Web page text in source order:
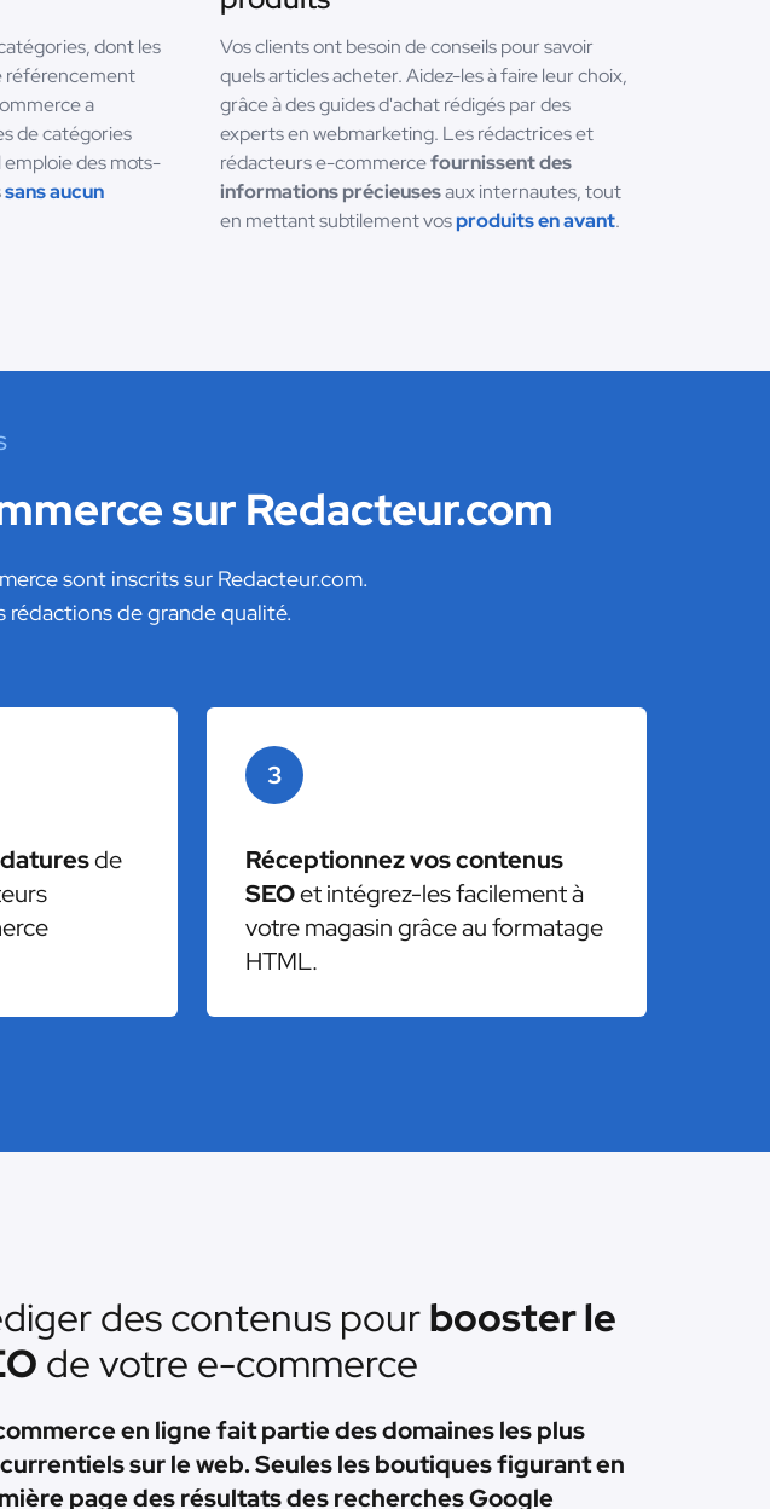
dont les
référencement
a
de catégories
emploie des mots-
sans aucun
Vos clients ont besoin de conseils pour savoir
quels articles acheter. Aidez-les à faire leur choix,
grâce à des guides d'achat rédigés par des
experts en webmarketing. Les rédactrices et
rédacteurs e-commercefournissent des
informations précieusesaux internautes, tout
en mettant subtilement vosproduits en avant.
sur Redacteur.com
sont inscrits sur Redacteur.com.
de grande qualité.
de
3
Réceptionnez vos contenus
SEOet intégrez-les facilement à
votre magasin grâce au formatage
HTML.
des contenus pourbooster le
de votre e-commerce
en ligne fait partie des domaines les plus
sur le web. Seules les boutiques figurant en
page des résultats des recherches Google